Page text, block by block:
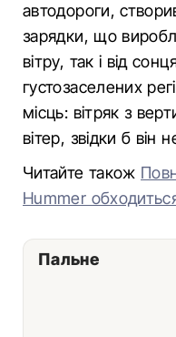
автодороги,
зарядки, що
вітру, так і від
густозаселених
місць: вітряк з
вітер, звідки б він
Читайте також
Hummer
Пальне